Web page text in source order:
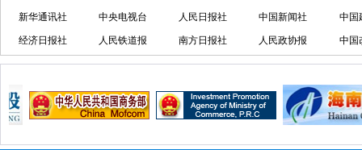
洋浦不断延伸产业链，推进一批石化产业
海口今年将投入44.4亿元推进江东新
·新加坡海口国家高新区国际创新创业中心
·“四个瞄向”提高招商质量,3央企生产
·昆明经济技术开发区
新华通讯社 中央电视台 人民日报社 中国新闻社 中国
经济日报社 人民铁道报 南方日报社 人民政协报 中国